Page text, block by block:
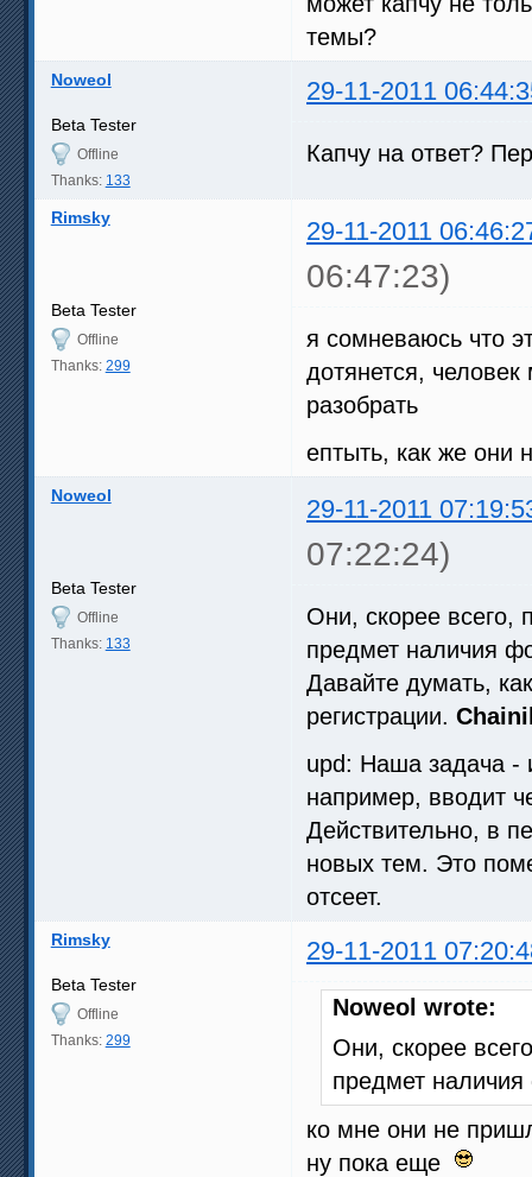
темы?
Noweol 29-11-2011
Beta Tester
Offline
Thanks: 133
Капчу на ответ?
Rimsky 29-11-2011
06:47:23)
Beta Tester
Offline
Thanks: 299
я сомневаюсь что
дотянется,
разобрать
ептыть, как же они
Noweol 29-11-2011
07:22:24)
Beta Tester
Offline
Thanks: 133
Они, скорее всего,
предмет наличия
Давайте думать,
регистрации.
upd: Наша задача -
например, вводит
Действительно, в
новых тем. Это
отсеет.
Rimsky 29-11-2011
Beta Tester
Offline
Thanks: 299
Noweol wrote:
Они, скорее
предмет
ко мне они не
ну пока еще